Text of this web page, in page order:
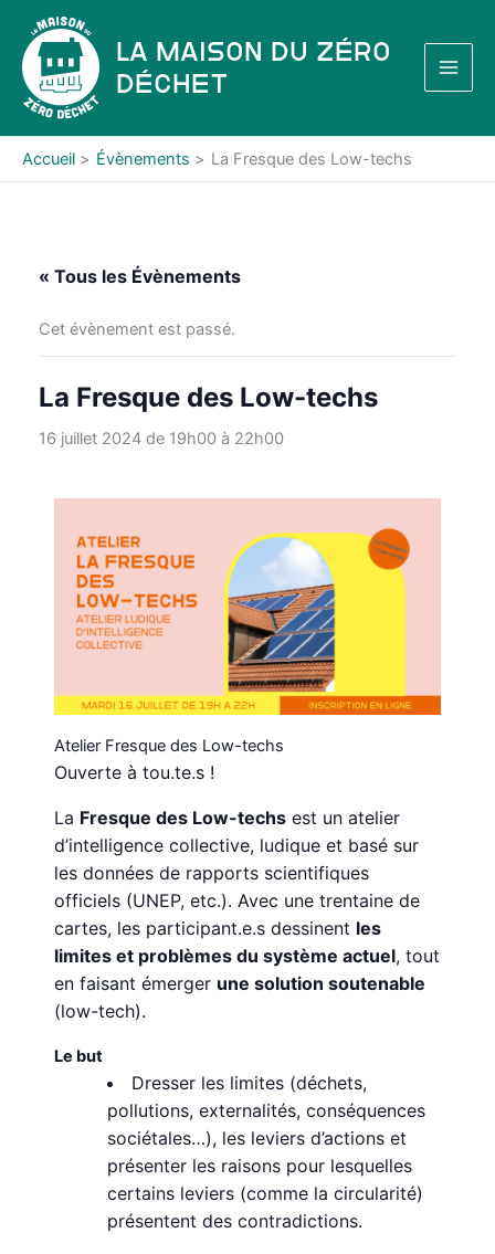
contenu
La Maison du Zéro
Déchet
Accueil Évènements La Fresque des Low-techs
« Tous les Évènements
Cet évènement est passé.
La Fresque des Low-techs
16 juillet 2024 de 19h00à 22h00
Atelier Fresque des Low-techs
Ouverte à tou.te.s !
La Fresque des Low-techs est un atelier
d’intelligence collective, ludique et basé sur
les données de rapports scientifiques
officiels (UNEP, etc.). Avec une trentaine de
cartes, les participant.e.s dessinent les
limites et problèmes du système actuel, tout
en faisant émerger une solution soutenable
(low-tech).
Le but
Dresser les limites (déchets,
pollutions, externalités, conséquences
sociétales…), les leviers d’actions et
présenter les raisons pour lesquelles
certains leviers (comme la circularité)
présentent des contradictions.